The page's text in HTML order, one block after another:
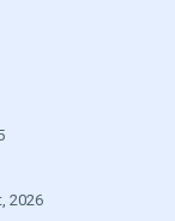
2026